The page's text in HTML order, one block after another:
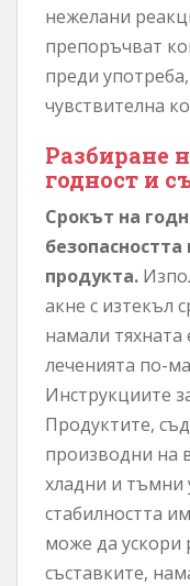
нежелани
препоръчват
преди
чувствителна
Разбиране
годност и
Срокът на
продукта.
акне с изтекъл
намали тяхната
леченията по-
Инструкциите
Продуктите,
производни на
хладни и тъмни
стабилността
може да ускори
съставките,